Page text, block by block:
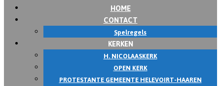
HOME
CONTACT
Spelregels
KERKEN
H. NICOLAASKERK
OPEN KERK
PROTESTANTE GEMEENTE HELEVOIRT-HAAREN